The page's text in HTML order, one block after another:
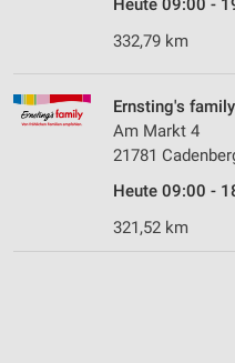
Heute 09:00 -
332,79 km
Ernsting's
Am Markt 4
21781
Heute 09:00 -
321,52 km